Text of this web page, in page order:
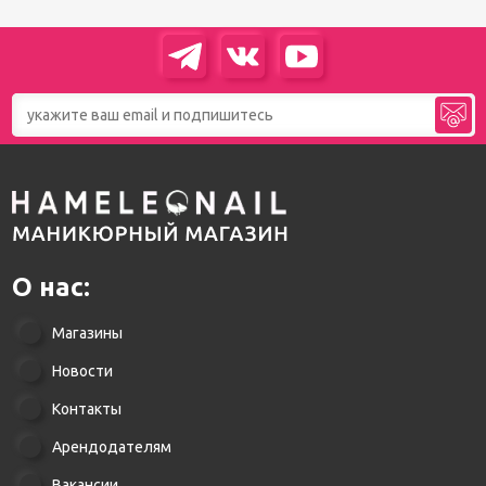
О нас:
Магазины
Новости
Контакты
Арендодателям